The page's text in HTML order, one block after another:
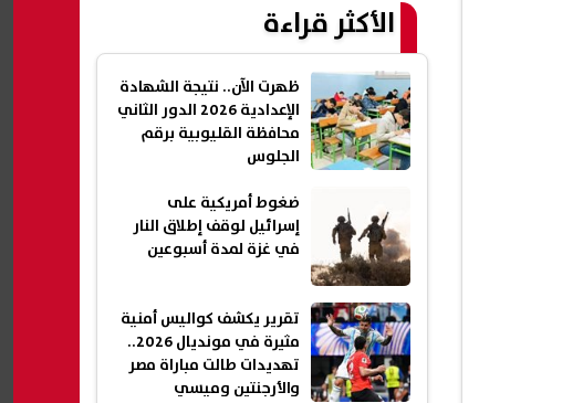
الأكثر قراءة
ظهرت الآن.. نتيجة الشهادة
الإعدادية 2026 الدور الثاني
محافظة القليوبية برقم
الجلوس
ضغوط أمريكية على
إسرائيل لوقف إطلاق النار
في غزة لمدة أسبوعين
تقرير يكشف كواليس أمنية
مثيرة في مونديال 2026..
تهديدات طالت مباراة مصر
والأرجنتين وميسي